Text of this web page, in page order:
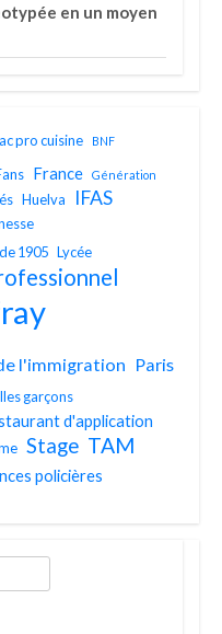
en un moyen
pro cuisine BNF
France Génération
Huelva
IFAS
1905 Lycée
l'immigration Paris
garçons
d'application
Stage TAM
policières